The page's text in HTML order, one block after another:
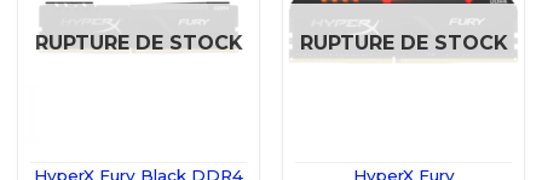
RUPTURE DE STOCK
HyperX Fury Black DDR4
RUPTURE DE STOCK
HyperX Fury